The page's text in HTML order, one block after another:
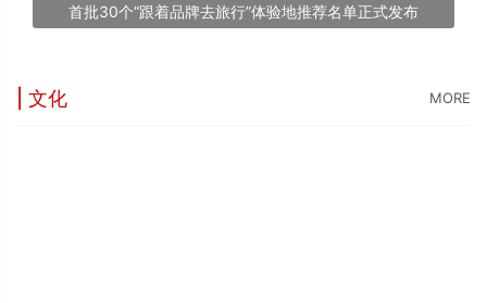
首批30个“跟着品牌去旅行”体验地推荐名单正式发布
| 文化 MORE